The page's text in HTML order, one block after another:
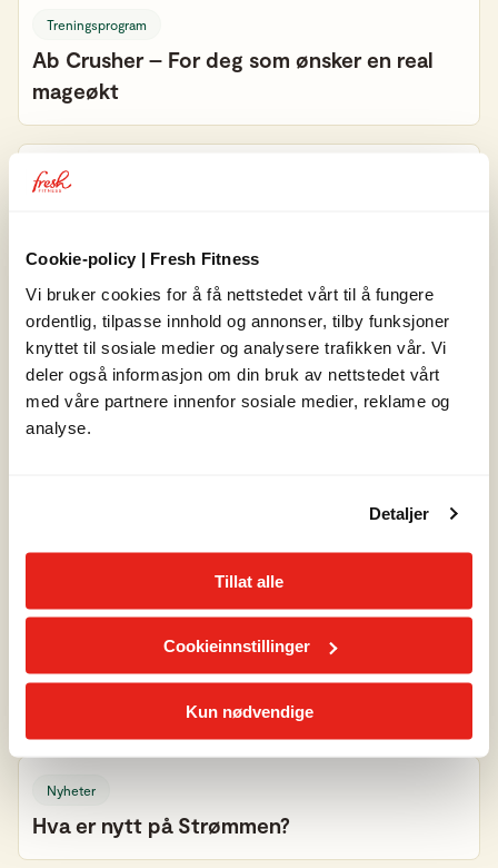
Cookie-policy | Fresh Fitness
Vi bruker cookies for å få nettstedet vårt til å fungere
ordentlig, tilpasse innhold og annonser, tilby funksjoner
knyttet til sosiale medier og analysere trafikken vår. Vi
deler også informasjon om din bruk av nettstedet vårt
med våre partnere innenfor sosiale medier, reklame og
analyse.
Detaljer
Tillat alle
Cookieinnstillinger
Kun nødvendige
Treningsprogram
Ab Crusher – For deg som ønsker en real
mageøkt
Treningsprogram
Nyheter
Nyttig info som ny på treningssenter!
Nyheter
Vi har pusset opp Fresh Carl Berner!
Skedsmokorset er ferdigstilt!
Nyheter
Hva er nytt på Strømmen?